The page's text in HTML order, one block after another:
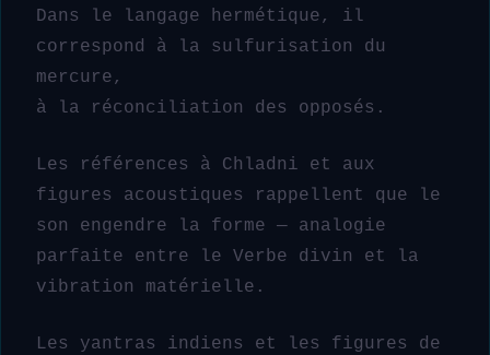
Dans le langage hermétique, il
correspond à la sulfurisation du
mercure,
à la réconciliation des opposés.
Les références à Chladni et aux
figures acoustiques rappellent que le
son engendre la forme — analogie
parfaite entre le Verbe divin et la
vibration matérielle.
Les yantras indiens et les figures de